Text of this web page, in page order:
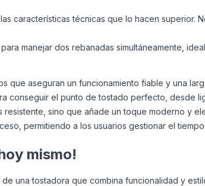
características técnicas que lo hacen superior.
manejar dos rebanadas simultáneamente,
que aseguran un funcionamiento fiable y una
conseguir el punto de tostado perfecto, desde
sino que añade un toque moderno y
permitiendo a los usuarios gestionar el
mismo!
una tostadora que combina funcionalidad y